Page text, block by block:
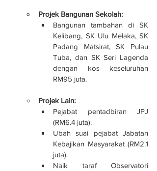
Projek Bangunan Sekolah:
Bangunan tambahan di SK
Kelibang, SK Ulu Melaka, SK
Padang Matsirat, SK Pulau
Tuba, dan SK Seri Lagenda
dengan kos keseluruhan
RM95 juta.
Projek Lain:
Pejabat pentadbiran JPJ
(RM6.4 juta).
Ubah suai pejabat Jabatan
Kebajikan Masyarakat (RM2.1
juta).
Naik taraf Observatori